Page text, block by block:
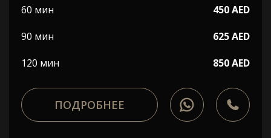
60 мин
450 AED
90 мин
625 AED
120 мин
850 AED
ПОДРОБНЕЕ